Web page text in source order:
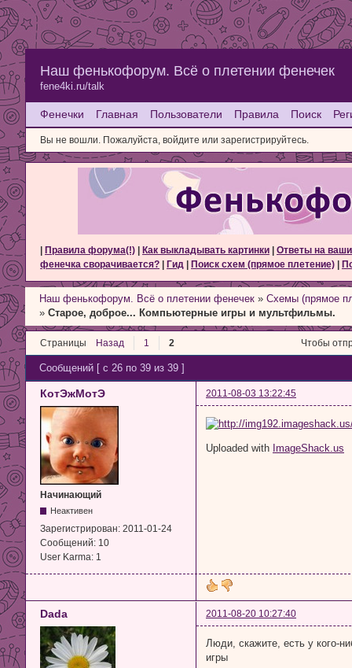
Наш фенькофорум. Всё о плетении фенечек
fene4ki.ru/talk
Фенечки Главная Пользователи Правила Поиск
Вы не вошли. Пожалуйста, войдите или зарегистрируйтесь.
Правила форума(!) Как выкладывать картинки
Ответы на
фенечка сворачивается?
Гид Поиск схем (прямое плетение)
Наш фенькофорум. Всё о плетении фенечек »Схемы (прямое
»Старое, доброе... Компьютерные игры и мультфильмы.
Страницы Назад 1 2 Чтобы
Сообщений [ с 26 по 39 из 39 ]
КотЭжМотЭ 2011-08-03 13:22:45
Начинающий
Неактивен
Зарегистрирован: 2011-01-24
Сообщений: 10
User Karma: 1
Uploaded with ImageShack.us
Dada 2011-08-20 10:27:40
Люди, скажите, есть у кого-
игры